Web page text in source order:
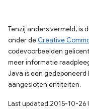
Tenzij anders vermeld, is
onder de Creative
codevoorbeelden
meer informatie
Java is een
aangesloten entiteiten.
Last updated 2015-10-26